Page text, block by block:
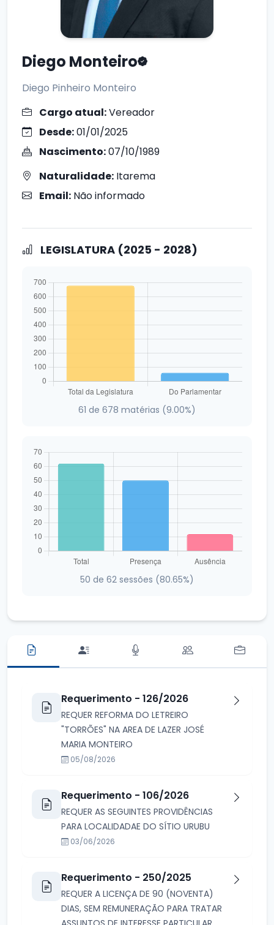
Diego Monteiro
Diego Pinheiro Monteiro
Cargo atual:Vereador
Desde:01/01/2025
Nascimento:07/10/1989
Naturalidade: Itarema
Email: Não informado
LEGISLATURA (2025 - 2028)
61 de 678 matérias (9.00%)
50 de 62 sessões (80.65%)
Requerimento - 126/2026
REQUER REFORMA DO LETREIRO
"TORRÕES" NA AREA DE LAZER JOSÉ
MARIA MONTEIRO
05/08/2026
Requerimento - 106/2026
REQUER AS SEGUINTES PROVIDÊNCIAS
PARA LOCALIDADAE DO SÍTIO URUBU
03/06/2026
Requerimento - 250/2025
REQUER A LICENÇA DE 90 (NOVENTA)
DIAS, SEM REMUNERAÇÃO PARA TRATAR